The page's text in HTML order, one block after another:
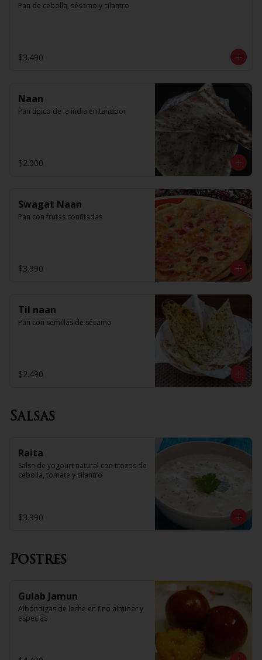
Pan de cebolla, sésamo y cilantro
$3.490
Naan
Pan tipico de la india en tandoor
$2.000
Swagat Naan
Pan con frutas confitadas
$3.990
Til naan
Pan con semillas de sésamo
$2.490
Salsas
Raita
Salsa de yogourt natural con trozos de
cebolla, tomate y cilantro
$3.990
Postres
Gulab Jamun
Albóndigas de leche en fino almibar y
especias